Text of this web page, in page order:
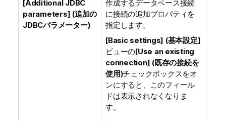
[Additional JDBC
parameters] (追加の
JDBCパラメーター)
作成するデータベース接続
に接続の追加プロパティを
指定します。
[Basic settings] (基本設定]
ビューの[Use an existing
connection] (既存の接続を
使用)チェックボックスをオ
ンにすると、このフィール
ドは表示されなくなりま
す。